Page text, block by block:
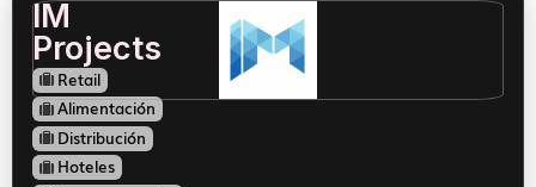
IM
Projects
Retail
Alimentación
Distribución
Hoteles